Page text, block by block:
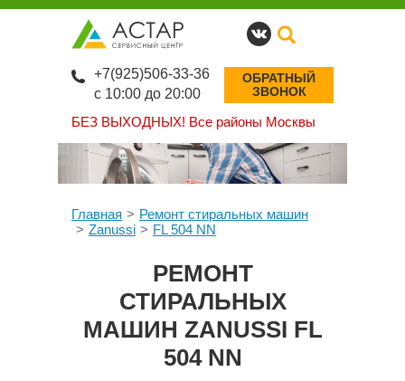
БЕЗ ВЫХОДНЫХ! Все районы Москвы
+7(925)506-33-36
с 10:00 до 20:00
ОБРАТНЫЙ
ЗВОНОК
Главная
Ремонт стиральных машин
Zanussi
FL 504 NN
РЕМОНТ
СТИРАЛЬНЫХ
МАШИН ZANUSSI FL
504 NN